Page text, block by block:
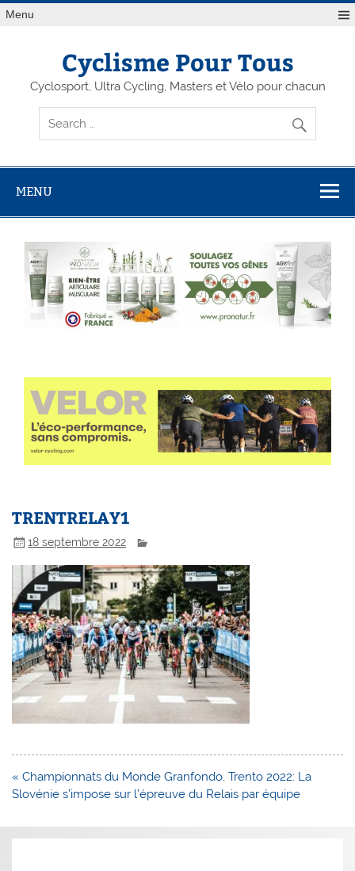
Menu
Cyclisme Pour Tous
Cyclosport, Ultra Cycling, Masters et Vélo pour chacun
MENU
TRENTRELAY1
18 septembre 2022
Navigation
de
« Championnats du Monde Granfondo, Trento 2022: La
Slovénie s’impose sur l’épreuve du Relais par équipe